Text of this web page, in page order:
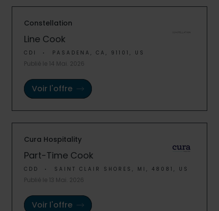
Constellation
Line Cook
CDI PASADENA, CA, 91101, US
Publié le 14 Mai. 2026
Voir l'offre
Cura Hospitality
Part-Time Cook
CDD SAINT CLAIR SHORES, MI, 48081, US
Publié le 13 Mai. 2026
Voir l'offre